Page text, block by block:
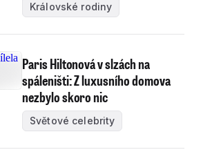
Královské rodiny
Paris Hiltonová v slzách na
spáleništi: Z luxusního domova
nezbylo skoro nic
Světové celebrity